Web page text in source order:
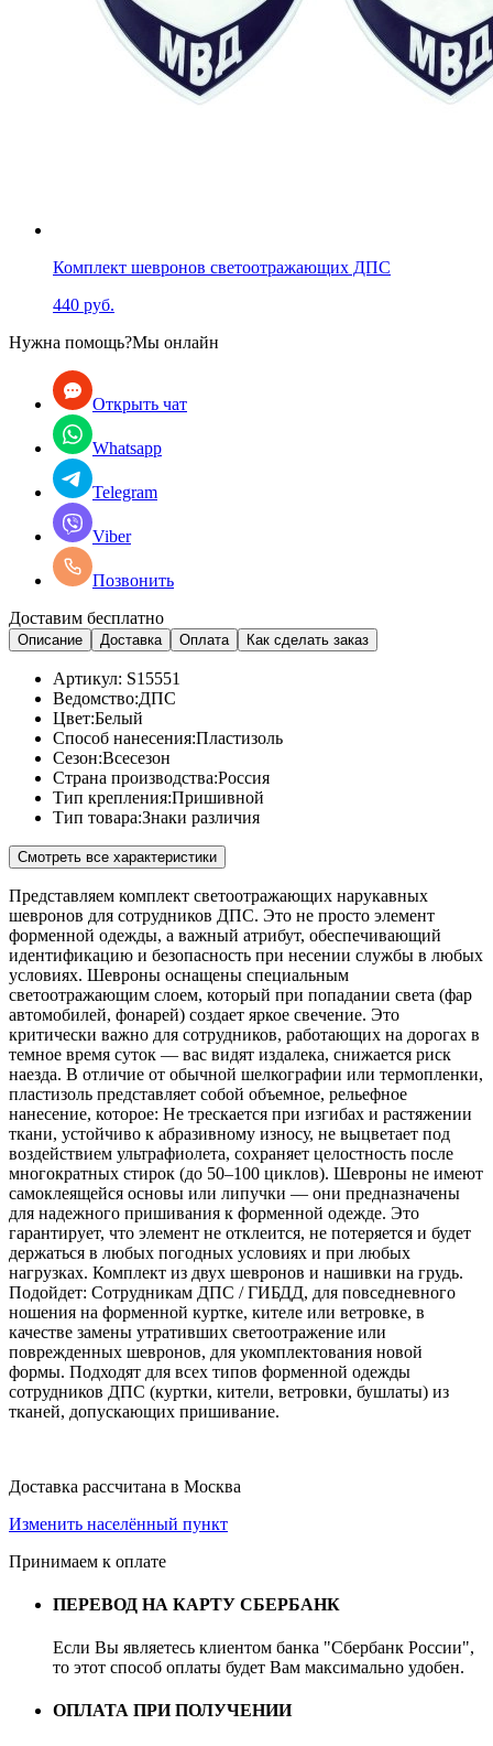
Комплект шевронов светоотражающих ДПС
440 руб.
Нужна помощь?Мы онлайн
Открыть чат
Whatsapp
Telegram
Viber
Позвонить
Доставим бесплатно
Описание Доставка Оплата Как сделать заказ
Артикул: S15551
Ведомство:ДПС
Цвет:Белый
Способ нанесения:Пластизоль
Сезон:Всесезон
Страна производства:Россия
Тип крепления:Пришивной
Тип товара:Знаки различия
Смотреть все характеристики
Представляем комплект светоотражающих нарукавных
шевронов для сотрудников ДПС. Это не просто элемент
форменной одежды, а важный атрибут, обеспечивающий
идентификацию и безопасность при несении службы в любых
условиях. Шевроны оснащены специальным
светоотражающим слоем, который при попадании света (фар
автомобилей, фонарей) создает яркое свечение. Это
критически важно для сотрудников, работающих на дорогах в
темное время суток — вас видят издалека, снижается риск
наезда. В отличие от обычной шелкографии или термопленки,
пластизоль представляет собой объемное, рельефное
нанесение, которое: Не трескается при изгибах и растяжении
ткани, устойчиво к абразивному износу, не выцветает под
воздействием ультрафиолета, сохраняет целостность после
многократных стирок (до 50–100 циклов). Шевроны не имеют
самоклеящейся основы или липучки — они предназначены
для надежного пришивания к форменной одежде. Это
гарантирует, что элемент не отклеится, не потеряется и будет
держаться в любых погодных условиях и при любых
нагрузках. Комплект из двух шевронов и нашивки на грудь.
Подойдет: Сотрудникам ДПС / ГИБДД, для повседневного
ношения на форменной куртке, кителе или ветровке, в
качестве замены утративших светоотражение или
поврежденных шевронов, для укомплектования новой
формы. Подходят для всех типов форменной одежды
сотрудников ДПС (куртки, кители, ветровки, бушлаты) из
тканей, допускающих пришивание.
Доставка рассчитана в Москва
Изменить населённый пункт
Принимаем к оплате
ПЕРЕВОД НА КАРТУ СБЕРБАНК
Если Вы являетесь клиентом банка "Сбербанк России",
то этот способ оплаты будет Вам максимально удобен.
ОПЛАТА ПРИ ПОЛУЧЕНИИ